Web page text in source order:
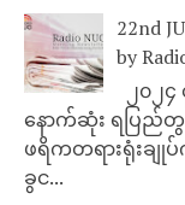
22nd
by
၂၀၂
နောက်ဆုံး ရပြည်တွ
ဖရိကတရားရုံးခ
ခွင...